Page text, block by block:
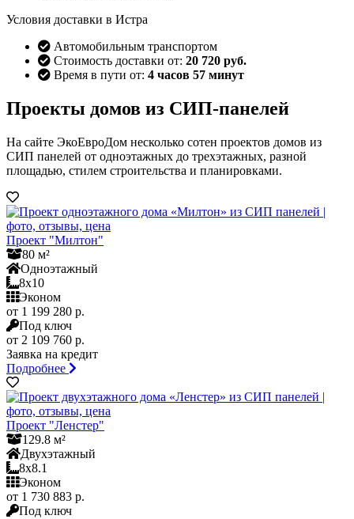
Условия доставки в Истра
Автомобильным транспортом
Стоимость доставки от: 20 720 руб.
Время в пути от: 4 часов 57 минут
Проекты домов из СИП-панелей
На сайте ЭкоЕвроДом несколько сотен проектов домов из
СИП панелей от одноэтажных до трехэтажных, разной
площадью, стилем строительства и планировками.
Проект "Милтон"
80 м²
Одноэтажный
8x10
Эконом
от 1 199 280 р.
Под ключ
от 2 109 760 р.
Заявка на кредит
Подробнее
Проект "Ленстер"
129.8 м²
Двухэтажный
8x8.1
Эконом
от 1 730 883 р.
Под ключ